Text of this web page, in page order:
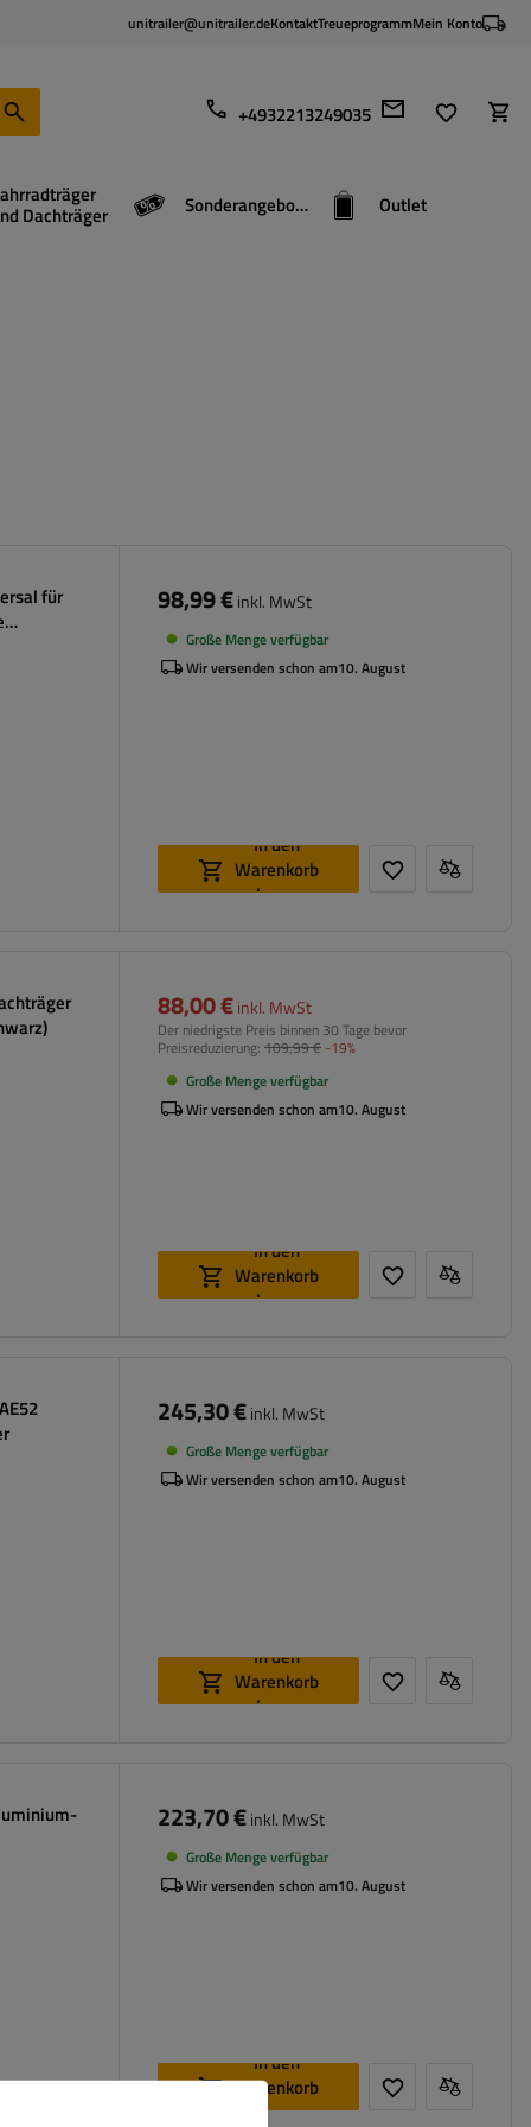
unitrailer@unitrailer.deKontaktTreueprogrammMein Konto
+4932213249035
Dachträger Sonderangebote Outlet
für
98,99 €inkl. MwSt
Große Menge verfügbar
Wir versenden schon am10. August
In den
Warenkorb
legen
88,00 €inkl. MwSt
Der niedrigste Preis binnen 30 Tage bevor
Preisreduzierung: 109,99 € -19%
Große Menge verfügbar
Wir versenden schon am10. August
In den
Warenkorb
legen
245,30 €inkl. MwSt
Große Menge verfügbar
Wir versenden schon am10. August
In den
Warenkorb
legen
223,70 €inkl. MwSt
Große Menge verfügbar
Wir versenden schon am10. August
In den
Warenkorb
legen